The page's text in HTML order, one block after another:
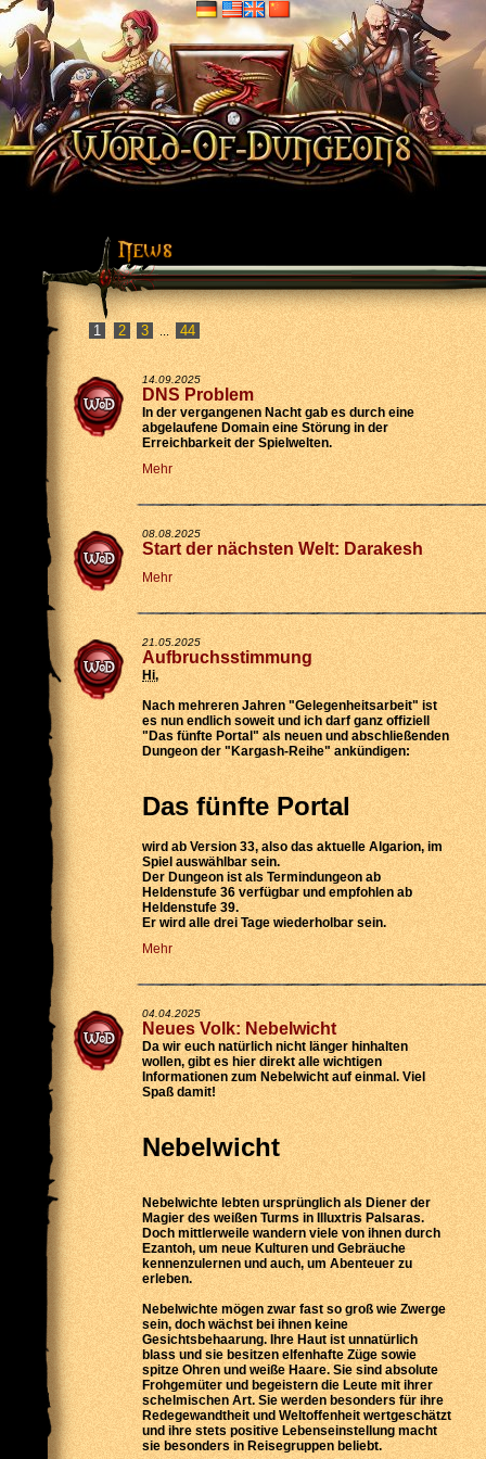
2 3 ... 44
14.09.2025
DNS Problem
In der vergangenen Nacht gab es durch eine
abgelaufene Domain eine Störung in der
Erreichbarkeit der Spielwelten.
Mehr
08.08.2025
Start der nächsten Welt: Darakesh
Mehr
21.05.2025
Aufbruchsstimmung
Hi,
Nach mehreren Jahren "Gelegenheitsarbeit" ist
es nun endlich soweit und ich darf ganz offiziell
"Das fünfte Portal" als neuen und abschließenden
Dungeon der "Kargash-Reihe" ankündigen:
Das fünfte Portal
wirdab Version 33, also das aktuelle Algarion, im
Spiel auswählbar sein.
Der Dungeon ist alsTermindungeon ab
Heldenstufe 36 verfügbar und empfohlen ab
Heldenstufe 39.
Er wirdalle drei Tage wiederholbarsein.
Mehr
04.04.2025
Neues Volk: Nebelwicht
Da wir euch natürlich nicht länger hinhalten
wollen, gibt es hier direkt alle wichtigen
Informationen zum Nebelwicht auf einmal. Viel
Spaß damit!
Nebelwicht
Nebelwichte lebten ursprünglich als Diener der
Magier des weißen Turms in Illuxtris Palsaras.
Doch mittlerweile wandern viele von ihnen durch
Ezantoh, um neue Kulturen und Gebräuche
kennenzulernen und auch, um Abenteuer zu
erleben.
Nebelwichte mögen zwar fast so groß wie Zwerge
sein, doch wächst bei ihnen keine
Gesichtsbehaarung. Ihre Haut ist unnatürlich
blass und sie besitzen elfenhafte Züge sowie
spitze Ohren und weiße Haare. Sie sind absolute
Frohgemüter und begeistern die Leute mit ihrer
schelmischen Art. Sie werden besonders für ihre
Redegewandtheit und Weltoffenheit wertgeschätzt
und ihre stets positive Lebenseinstellung macht
sie besonders in Reisegruppen beliebt.